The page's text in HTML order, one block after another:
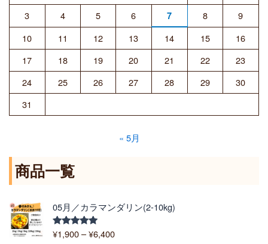
3
4 5 6 7 8
9
10
11 12 13 14 15
16
17
18 19 20 21 22
23
24
25 26 27 28 29
30
31
« 5月
商品一覧
05月／カラマンダリン(2-10kg)
5段階中
5.00
¥1,900 –¥6,400
格
: